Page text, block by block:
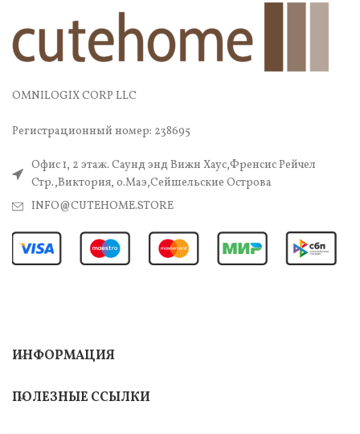
OMNILOGIX CORP LLC
Регистрационный номер: 238695
Офис 1, 2 этаж. Саунд энд Вижн Хаус,Френсис Рейчел
Стр.,Виктория, о.Маэ,Сейшельские Острова
INFO@CUTEHOME.STORE
ИНФОРМАЦИЯ
ПОЛЕЗНЫЕ ССЫЛКИ